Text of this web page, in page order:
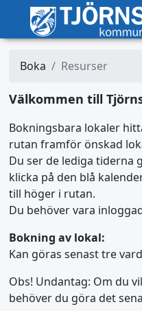
Boka Resurser
Välkommen till
Bokningsbara lokaler
rutan framför önskad
Du ser de lediga tiderna
klicka på den blå
till höger i rutan.
Du behöver vara
Bokning av lokal:
Kan göras senast tre
Obs! Undantag: Om du
behöver du göra det